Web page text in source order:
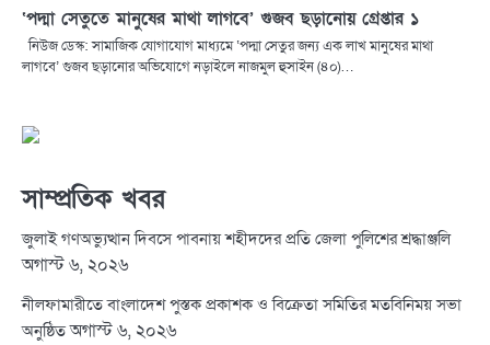
‘পদ্মা সেতুতে মানুষের মাথা লাগবে’ গুজব ছড়ানোয় গ্রেপ্তার ১
নিউজ ডেস্ক: সামাজিক যোগাযোগ মাধ্যমে ‘পদ্মা সেতুর জন্য এক লাখ মানুষের মাথা
লাগবে’ গুজব ছড়ানোর অভিযোগে নড়াইলে নাজমুল হুসাইন (৪০)…
সাম্প্রতিক খবর
জুলাই গণঅভ্যুত্থান দিবসে পাবনায় শহীদদের প্রতি জেলা পুলিশের শ্রদ্ধাঞ্জলি
অগাস্ট ৬, ২০২৬
নীলফামারীতে বাংলাদেশ পুস্তক প্রকাশক ও বিক্রেতা সমিতির মতবিনিময় সভা
অনুষ্ঠিত অগাস্ট ৬, ২০২৬